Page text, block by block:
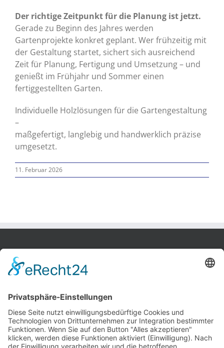
Der richtige Zeitpunkt für die Planung ist jetzt.
Gerade zu Beginn des Jahres werden
Gartenprojekte konkret geplant. Wer frühzeitig mit
der Gestaltung startet, sichert sich ausreichend
Zeit für Planung, Fertigung und Umsetzung – und
genießt im Frühjahr und Sommer einen
fertiggestellten Garten.
Individuelle Holzlösungen für die Gartengestaltung
–
maßgefertigt, langlebig und handwerklich präzise
umgesetzt.
11. Februar 2026
Bobek Möbel-Innenausbau GmbH
27211 Bassum
Tel.: 0 42 41 / 97 93 48
Fax: 0 42 41 / 97 93 49